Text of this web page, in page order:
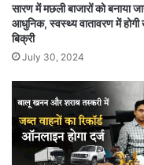
सारण में मछली बाजारों को बनाया
आधुनिक, स्वस्थ्य वातावरण में होगी
बिक्री
July 30, 2024